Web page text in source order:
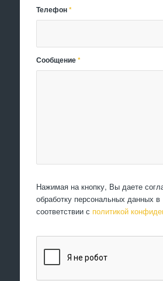
Телефон*
Сообщение*
Нажимая на кнопку, Вы даете
обработку персональных данных в
соответствии с политикой